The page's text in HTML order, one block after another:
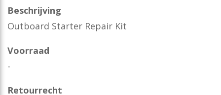
Beschrijving
Outboard Starter Repair Kit
Voorraad
-
Retourrecht